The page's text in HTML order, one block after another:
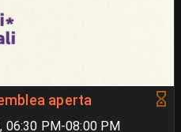
aperta
06:30 PM-08:00 PM